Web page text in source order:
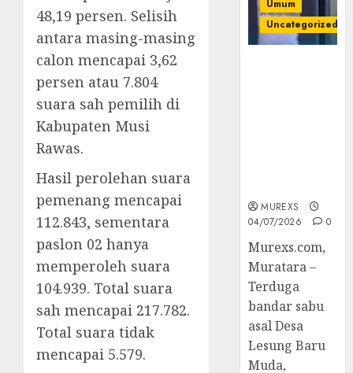
48,19 persen. Selisih
antara masing-masing
calon mencapai 3,62
persen atau 7.804
suara sah pemilih di
Kabupaten Musi
Rawas.
Hasil perolehan suara
pemenang mencapai
112.843, sementara
paslon 02 hanya
memperoleh suara
104.939. Total suara
sah mencapai 217.782.
Total suara tidak
mencapai 5.579.
Umum
Uncategorized
MUREXS
04/07/2026
0
Murexs.com,
Muratara –
Terduga
bandar sabu
asal Desa
Lesung Baru
Muda,